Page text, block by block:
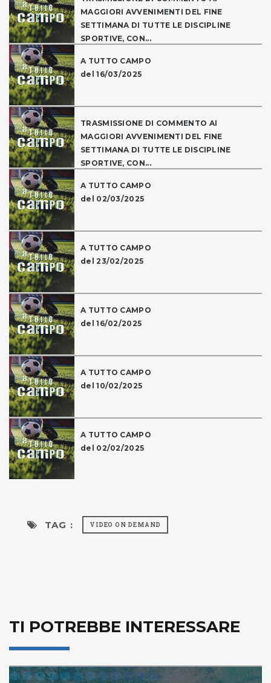
MAGGIORI AVVENIMENTI DEL FINE
SETTIMANA DI TUTTE LE DISCIPLINE
SPORTIVE, CON...
A TUTTO CAMPO
del 16/03/2025
TRASMISSIONE DI COMMENTO AI
MAGGIORI AVVENIMENTI DEL FINE
SETTIMANA DI TUTTE LE DISCIPLINE
SPORTIVE, CON...
A TUTTO CAMPO
del 02/03/2025
A TUTTO CAMPO
del 23/02/2025
A TUTTO CAMPO
del 16/02/2025
A TUTTO CAMPO
del 10/02/2025
A TUTTO CAMPO
del 02/02/2025
TAG : VIDEO ON DEMAND
TI POTREBBE INTERESSARE